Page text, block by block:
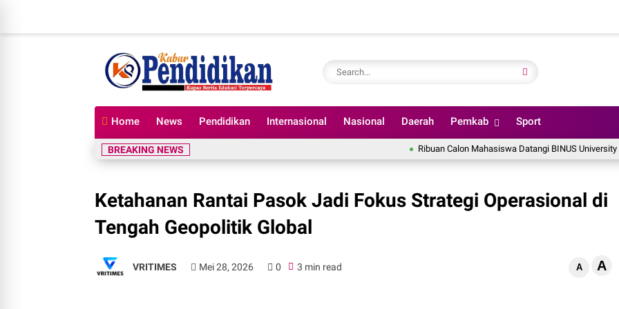
Home News Pendidikan Internasional Nasional Daerah Pemkab Sport
BREAKING NEWS Ribuan Calon Mahasiswa Datangi BINUS University
Ketahanan Rantai Pasok Jadi Fokus Strategi Operasional di
Tengah Geopolitik Global
VRITIMES Mei 28, 2026 0 3 min read A A